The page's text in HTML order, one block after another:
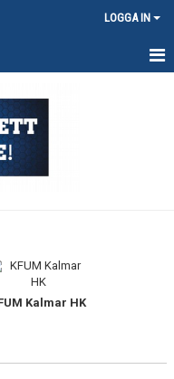
LOGGA IN
Kalmar HK